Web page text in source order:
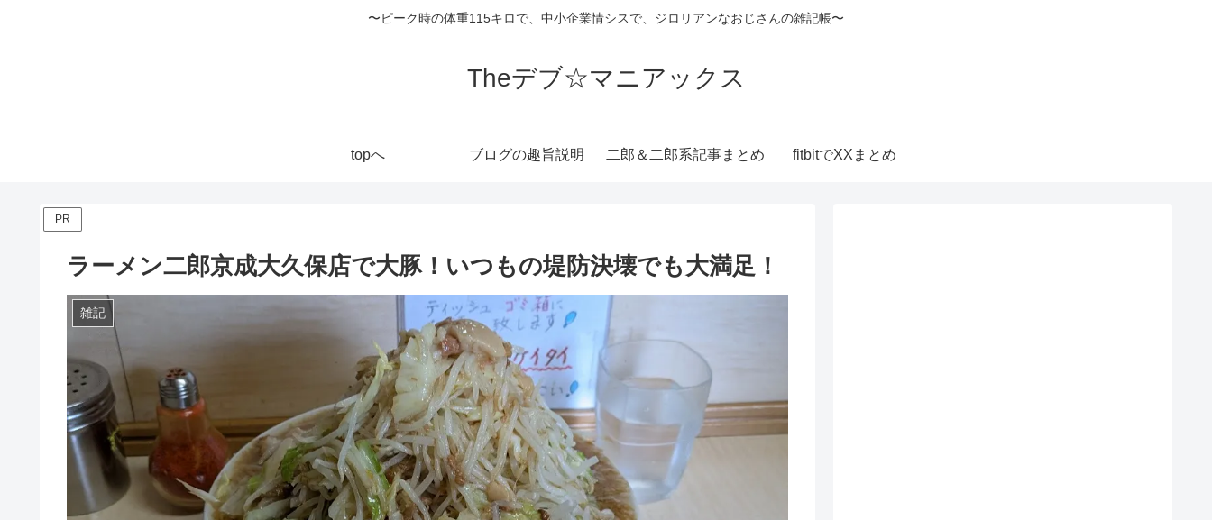
〜ピーク時の体重115キロで、中小企業情シスで、ジロリアンなおじさんの雑記帳〜
Theデブ☆マニアックス
topへ ブログの趣旨説明 二郎＆二郎系記事まとめ fitbitでXXまとめ
PR
ラーメン二郎京成大久保店で大豚！いつもの堤防決壊でも大満足！
雑記